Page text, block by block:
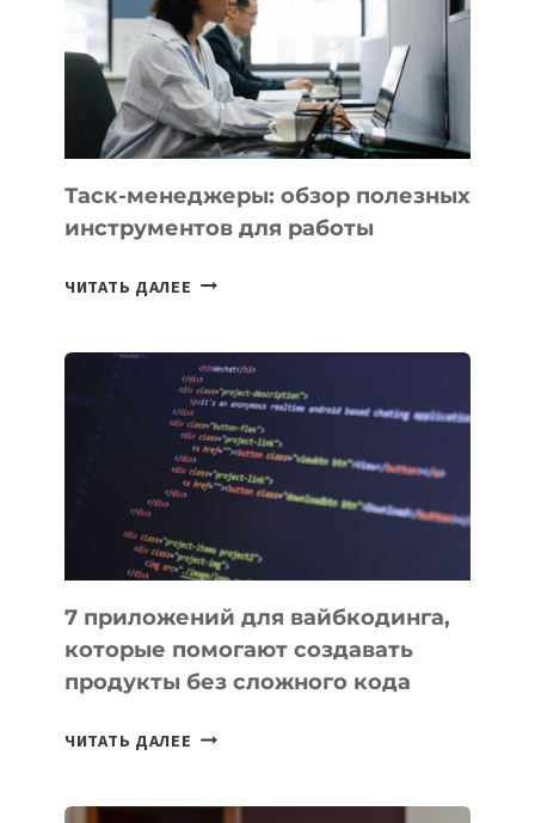
ПО
ИСКУССТВЕННОМУ
ИНТЕЛЛЕКТУ
Таск-менеджеры: обзор полезных
инструментов для работы
ЧИТАТЬ ДАЛЕЕ ТАСК-
ПОЛЕЗНЫХ
ИНСТРУМЕНТОВ
ДЛЯ
РАБОТЫ
7 приложений для вайбкодинга,
которые помогают создавать
продукты без сложного кода
ЧИТАТЬ ДАЛЕЕ 7